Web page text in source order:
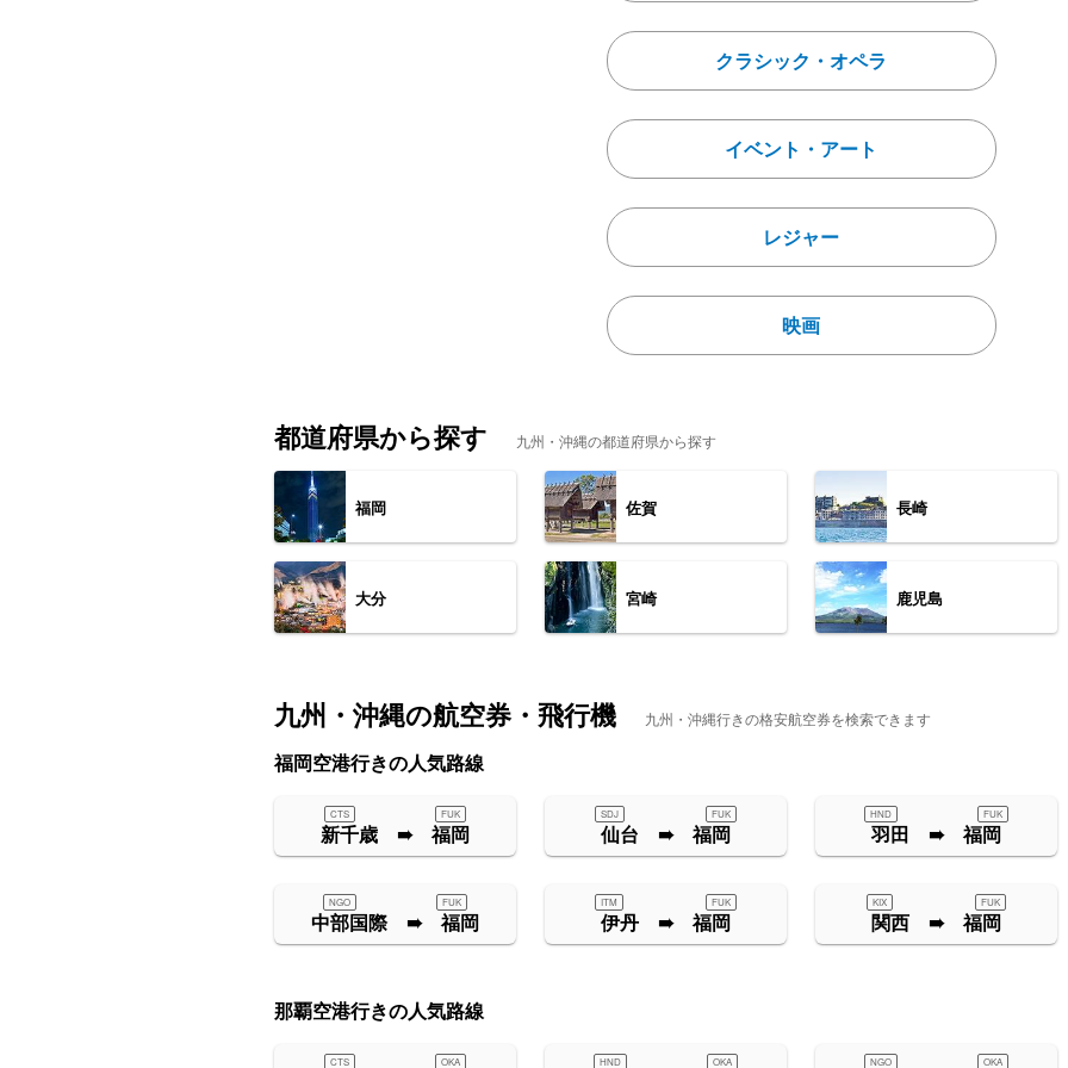
クラシック・オペラ
イベント・アート
レジャー
映画
都道府県から探す 九州・沖縄の都道府県から探す
福岡 佐賀 長崎
大分 宮崎 鹿児島
九州・沖縄の航空券・飛行機 九州・沖縄行きの格安航空券を検索できます
福岡空港行きの人気路線
新千歳 ➠ 福岡
CTS FUK
仙台 ➠ 福岡
SDJ FUK
羽田 ➠ 福岡
HND FUK
中部国際 ➠ 福岡
NGO FUK
伊丹 ➠ 福岡
ITM FUK
関西 ➠ 福岡
KIX FUK
那覇空港行きの人気路線
CTS OKA HND OKA NGO OKA